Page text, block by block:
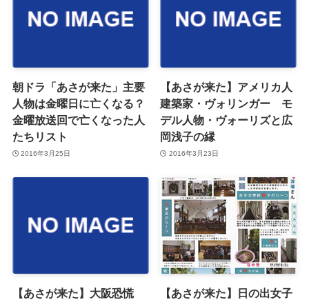
朝ドラ「あさが来た」主要
人物は金曜日に亡くなる？
金曜放送回で亡くなった人
たちリスト
2016年3月25日
【あさが来た】アメリカ人
建築家・ヴォリンガー モ
デル人物・ヴォーリズと広
岡浅子の縁
2016年3月23日
【あさが来た】大阪恐慌
【あさが来た】日の出女子